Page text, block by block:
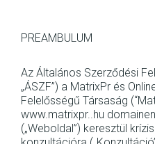
PREAMBULUM
Az Általános Szerződési
„ÁSZF”) a MatrixPr és
Felelősségű Társaság
www.matrixpr..hu
(„Weboldal”) keresztül